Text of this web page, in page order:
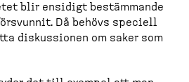
blir ensidigt bestämmande
Då behövs speciell
diskus­sionen om saker som